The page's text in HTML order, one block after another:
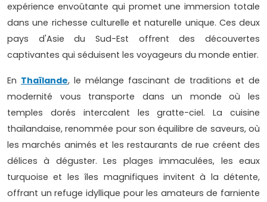
expérience envoûtante qui promet une immersion totale
dans une richesse culturelle et naturelle unique. Ces deux
pays d'Asie du Sud-Est offrent des découvertes
captivantes qui séduisent les voyageurs du monde entier.
En Thaïlande, le mélange fascinant de traditions et de
modernité vous transporte dans un monde où les
temples dorés intercalent les gratte-ciel. La cuisine
thaïlandaise, renommée pour son équilibre de saveurs, où
les marchés animés et les restaurants de rue créent des
délices à déguster. Les plages immaculées, les eaux
turquoise et les îles magnifiques invitent à la détente,
offrant un refuge idyllique pour les amateurs de farniente